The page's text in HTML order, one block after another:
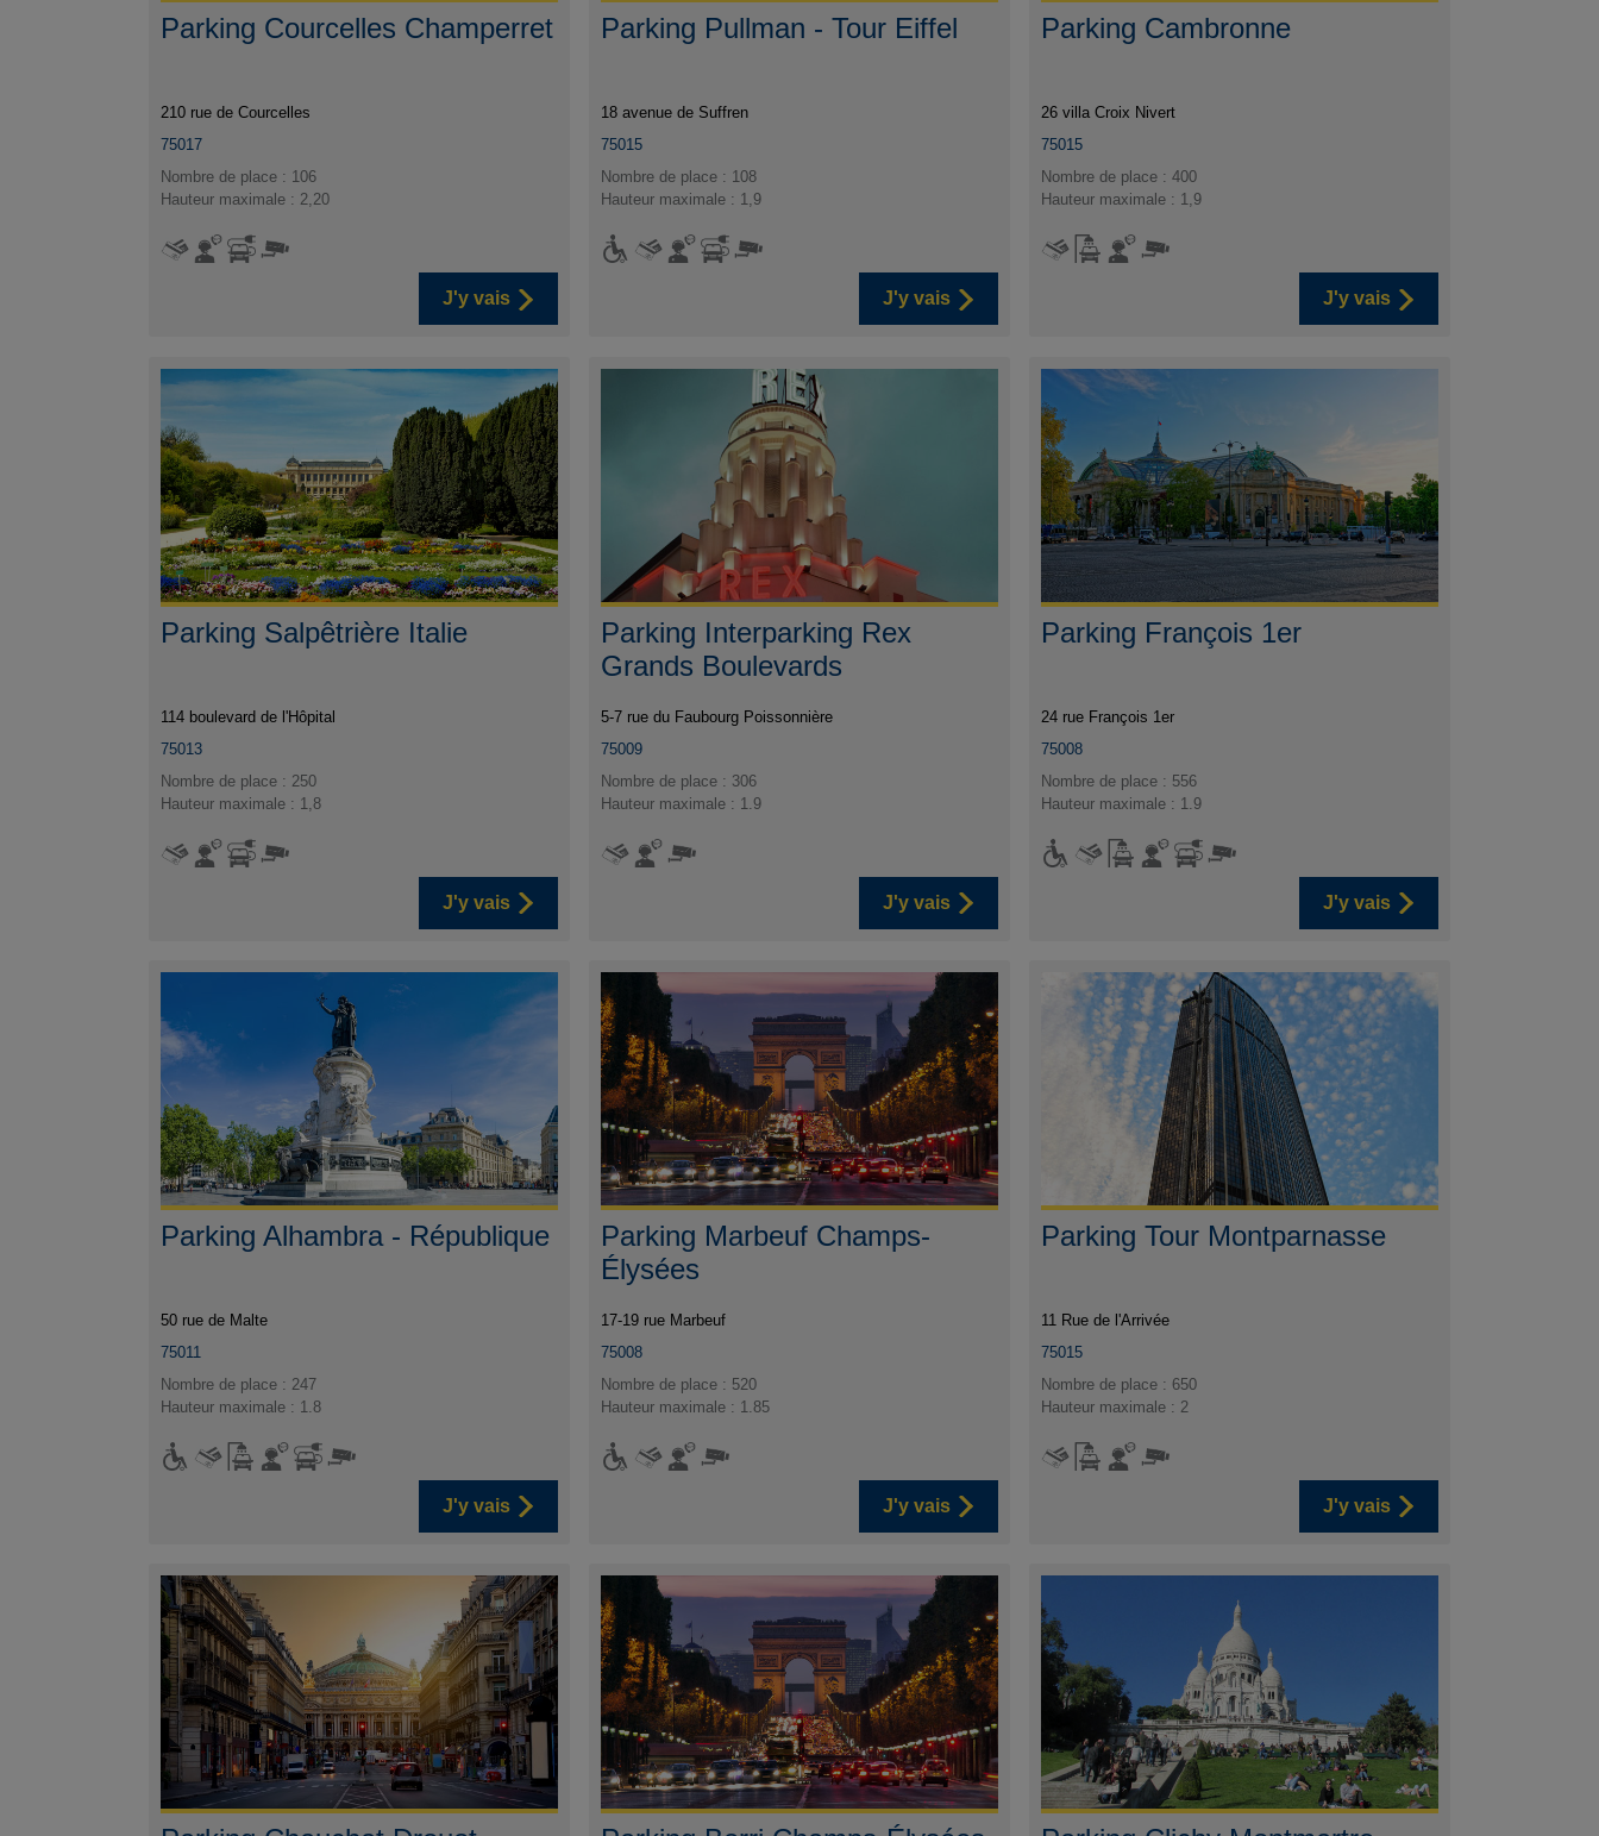
Parking Courcelles Champerret
210 rue de Courcelles
75017
Nombre de place : 106
Hauteur maximale : 2,20
J'y vais
Parking Pullman - Tour Eiffel
18 avenue de Suffren
75015
Nombre de place : 108
Hauteur maximale : 1,9
J'y vais
Parking Cambronne
26 villa Croix Nivert
75015
Nombre de place : 400
Hauteur maximale : 1,9
J'y vais
Parking Salpêtrière Italie
114 boulevard de l'Hôpital
75013
Nombre de place : 250
Hauteur maximale : 1,8
J'y vais
Parking Interparking Rex
Grands Boulevards
5-7 rue du Faubourg Poissonnière
75009
Nombre de place : 306
Hauteur maximale : 1.9
J'y vais
Parking François 1er
24 rue François 1er
75008
Nombre de place : 556
Hauteur maximale : 1.9
J'y vais
Parking Alhambra - République
50 rue de Malte
75011
Nombre de place : 247
Hauteur maximale : 1.8
J'y vais
Parking Marbeuf Champs-
Élysées
17-19 rue Marbeuf
75008
Nombre de place : 520
Hauteur maximale : 1.85
J'y vais
Parking Tour Montparnasse
11 Rue de l'Arrivée
75015
Nombre de place : 650
Hauteur maximale : 2
J'y vais